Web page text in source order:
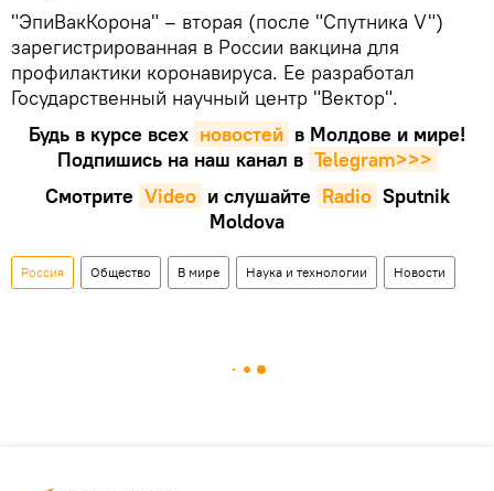
"ЭпиВакКорона" – вторая (после "Спутника V")
зарегистрированная в России вакцина для
профилактики коронавируса. Ее разработал
Государственный научный центр "Вектор".
Будь в курсе всех новостей в Молдове и мире!
Подпишись на наш канал в Telegram>>>
Смотрите Video и слушайте Radio Sputnik
Moldova
Россия Общество В мире Наука и технологии Новости